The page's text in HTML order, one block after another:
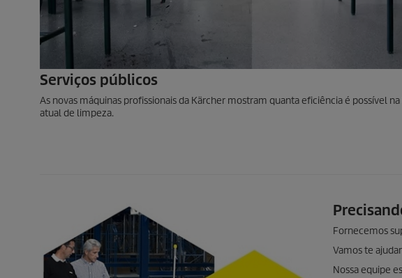
Serviços públicos
As novas máquinas profissionais da Kärcher mostram quanta eficiência é possível
atual de limpeza.
Fornecemos
Vamos te
Nossa equipe